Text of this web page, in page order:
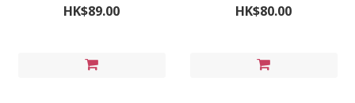
HK$89.00 HK$80.00